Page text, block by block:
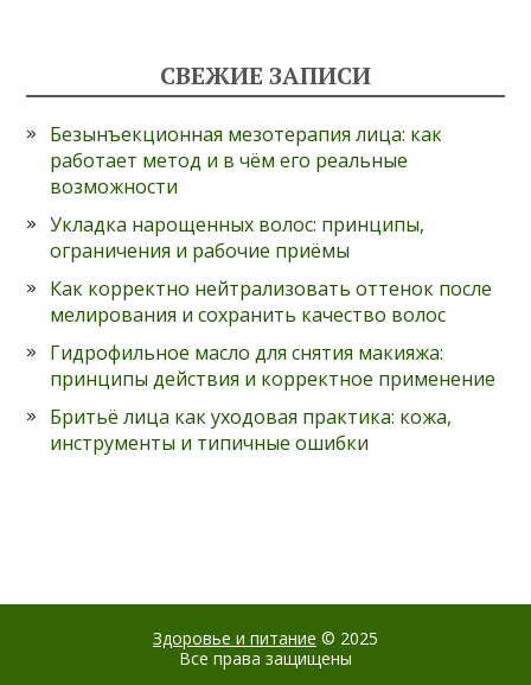
СВЕЖИЕ ЗАПИСИ
Безынъекционная мезотерапия лица: как
работает метод и в чём его реальные
возможности
Укладка нарощенных волос: принципы,
ограничения и рабочие приёмы
Как корректно нейтрализовать оттенок после
мелирования и сохранить качество волос
Гидрофильное масло для снятия макияжа:
принципы действия и корректное применение
Бритьё лица как уходовая практика: кожа,
инструменты и типичные ошибки
Здоровье и питание © 2025
Все права защищены